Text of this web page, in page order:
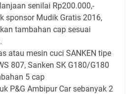
senilai Rp200.000,-
sponsor Mudik Gratis 2016,
tambahan cap sesuai
atau mesin cuci SANKEN tipe
807, Sanken SK G180/G180
5 cap
P&G Ambipur Car sebanyak 2